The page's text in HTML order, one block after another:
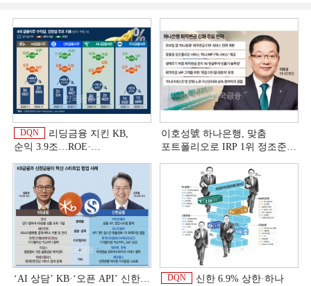
DQN
리딩금융 지킨 KB,
순익 3.9조…ROE·
상반기 금융 리그테이블]
이호성號 하나은행, 맞춤
포트폴리오로 IRP 1위 정조준
‘AI 상담’ KB·‘오픈 API’ 신한…
DQN
신한 6.9% 상한·하나